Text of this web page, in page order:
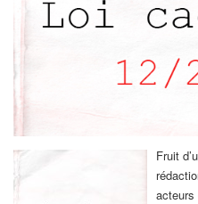
Fruit
acteurs